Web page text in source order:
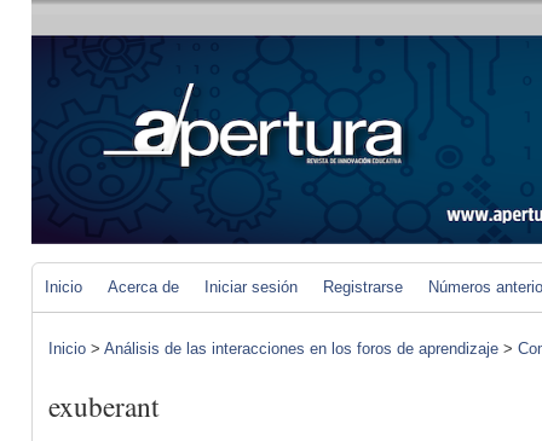
Inicio Acerca de Iniciar sesión Registrarse Números
Inicio > Análisis de las interacciones en los foros de aprendizaje >
exuberant